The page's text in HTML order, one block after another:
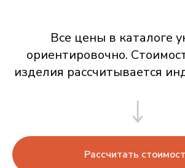
Все цены в каталоге
ориентировочно.
изделия рассчитывается
Рассчитать